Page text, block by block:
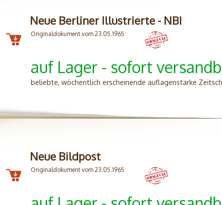
Neue Berliner Illustrierte - NBI
Originaldokument vom 23.05.1965
auf Lager - sofort
beliebte, wöchentlich erscheinende auflagenstarke
Neue Bildpost
Originaldokument vom 23.05.1965